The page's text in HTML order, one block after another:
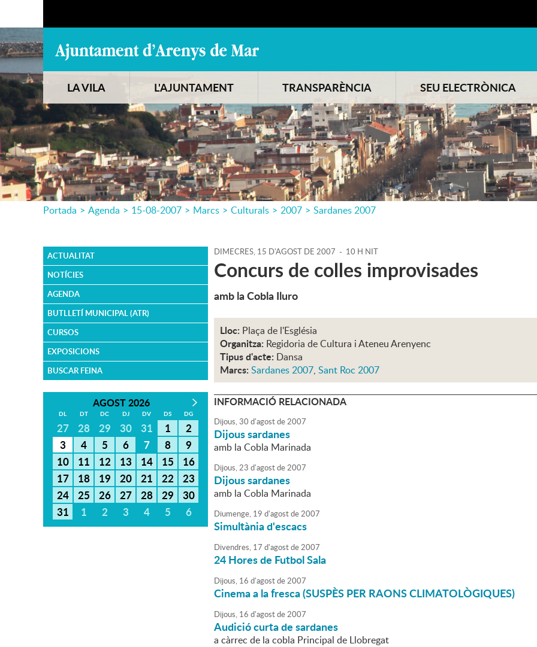
LA VILA L'AJUNTAMENT TRANSPARÈNCIA SEU ELECTRÒNICA
Portada > Agenda > 15-08-2007 > Marcs > Culturals > 2007 > Sardanes 2007
ACTUALITAT
NOTÍCIES
AGENDA
BUTLLETÍ MUNICIPAL (ATR)
CURSOS
EXPOSICIONS
BUSCAR FEINA
AGOST 2026
DL DT DC DJ DV DS DG
27 28 29 30 31 1
2
3
4 5 6 7 8
9
10
11 12 13 14 15
16
17
18 19 20 21 22
23
24
25 26 27 28 29
30
31
1 2 3 4 5 6
DIMECRES, 15 D'AGOST DE 2007 - 10 H NIT
Concurs de colles improvisades
amb la Cobla Iluro
Lloc: Plaça de l'Església
Organitza: Regidoria de Cultura i Ateneu Arenyenc
Tipus d'acte: Dansa
Marcs: Sardanes 2007, Sant Roc 2007
INFORMACIÓ RELACIONADA
Dijous,30 d'agostde2007
Dijous sardanes
amb la Cobla Marinada
Dijous,23 d'agostde2007
Dijous sardanes
amb la Cobla Marinada
Diumenge, 19 d'agostde2007
Simultània d'escacs
Divendres, 17 d'agostde2007
24 Hores de Futbol Sala
Dijous, 16 d'agostde2007
Cinema a la fresca (SUSPÈS PER RAONS CLIMATOLÒGIQUES)
Dijous, 16 d'agostde2007
Audició curta de sardanes
a càrrec de la cobla Principal de Llobregat